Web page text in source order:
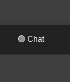
🟢 Chat